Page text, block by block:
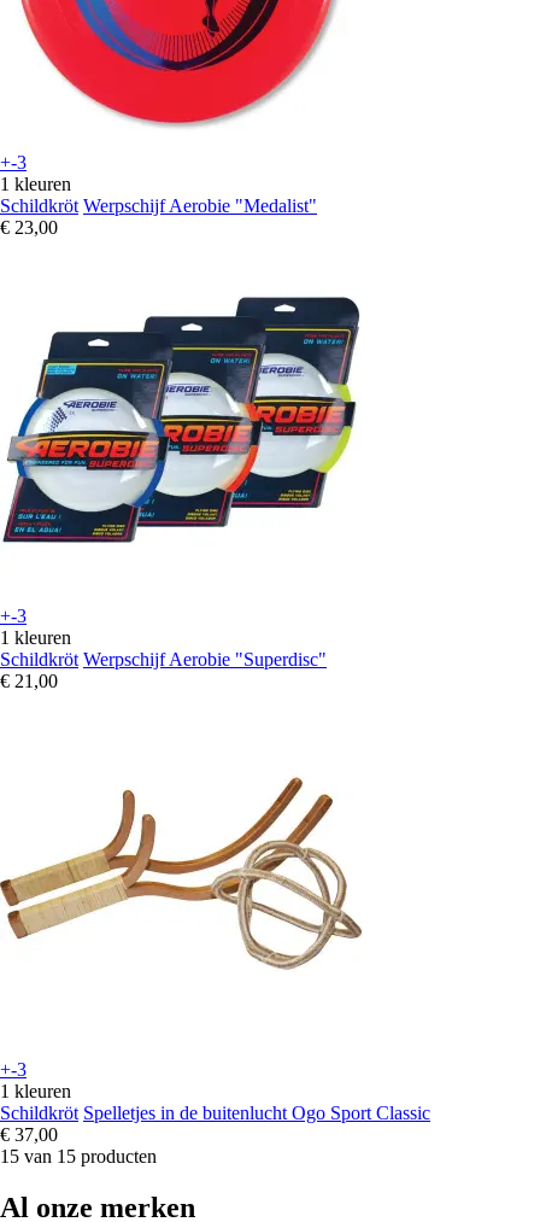
+-3
1 kleuren
Schildkröt Werpschijf Aerobie "Medalist"
€ 23,00
+-3
1 kleuren
Schildkröt Werpschijf Aerobie "Superdisc"
€ 21,00
+-3
1 kleuren
Schildkröt Spelletjes in de buitenlucht Ogo Sport Classic
€ 37,00
15 van 15 producten
Al onze merken